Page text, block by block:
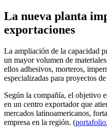
La nueva planta
exportaciones
La ampliación de la capacidad
un mayor volumen de
ellos adhesivos, morteros,
especializadas para proyectos
Según la compañía, el objetivo
en un centro exportador que
mercados latinoamericanos,
empresa en la región. (